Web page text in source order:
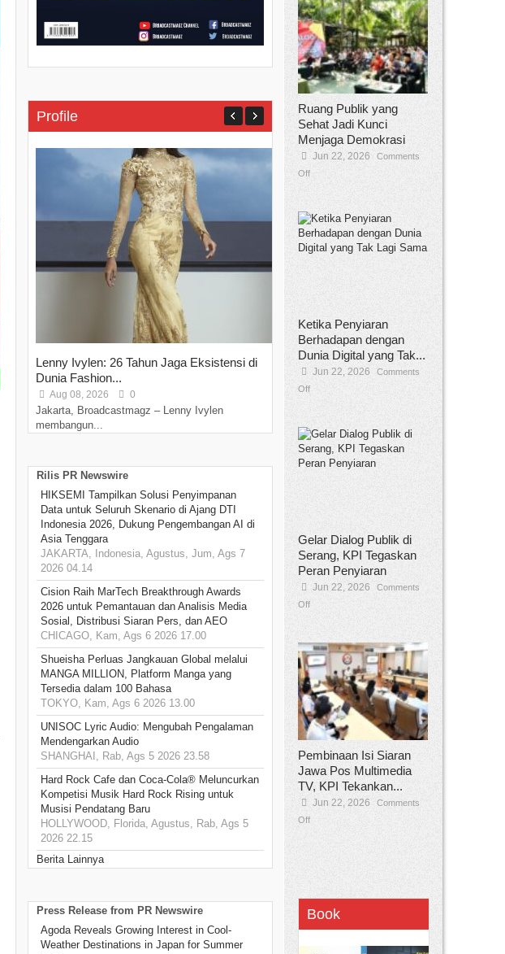
Profile
Lenny Ivylen: 26 Tahun Jaga Eksistensi di
Dunia Fashion...
Aug 08, 2026 0
Jakarta, Broadcastmagz – Lenny Ivylen
membangun...
Dec 22, 2025 Comments Off
Jakarta, Broadcastmagz – Yan Senjaya
Rilis PR Newswire
HIKSEMI Tampilkan Solusi Penyimpanan
Data untuk Seluruh Skenario di Ajang DTI
Indonesia 2026, Dukung Pengembangan AI di
Asia Tenggara
JAKARTA, Indonesia, Agustus, Jum, Ags 7
2026 04.14
Cision Raih MarTech Breakthrough Awards
2026 untuk Pemantauan dan Analisis Media
Sosial, Distribusi Siaran Pers, dan AEO
CHICAGO, Kam, Ags 6 2026 17.00
Shueisha Perluas Jangkauan Global melalui
MANGA MILLION, Platform Manga yang
Tersedia dalam 100 Bahasa
TOKYO, Kam, Ags 6 2026 13.00
UNISOC Lyric Audio: Mengubah Pengalaman
Mendengarkan Audio
SHANGHAI, Rab, Ags 5 2026 23.58
Hard Rock Cafe dan Coca-Cola® Meluncurkan
Kompetisi Musik Hard Rock Rising untuk
Musisi Pendatang Baru
HOLLYWOOD, Florida, Agustus, Rab, Ags 5
2026 22.15
Berita Lainnya
Press Release from PR Newswire
Agoda Reveals Growing Interest in Cool-
Weather Destinations in Japan for Summer
Ruang Publik yang
Sehat Jadi Kunci
Menjaga Demokrasi
Jun 22, 2026
Comments
Off
Ketika Penyiaran
Berhadapan dengan
Dunia Digital yang Tak...
Jun 22, 2026
Comments
Off
Gelar Dialog Publik di
Serang, KPI Tegaskan
Peran Penyiaran
Jun 22, 2026
Comments
Off
Pembinaan Isi Siaran
Jawa Pos Multimedia
TV, KPI Tekankan...
Jun 22, 2026
Comments
Off
Book